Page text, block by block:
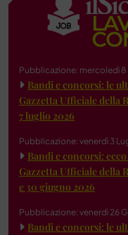
Pubblicazione: mercoledì
Bandi e concorsi: le
Gazzetta Ufficiale della
7 luglio 2026
Pubblicazione: venerdì 3
Bandi e concorsi:
Gazzetta Ufficiale della
e 30 giugno 2026
Pubblicazione: venerdì 26
Bandi e concorsi: le